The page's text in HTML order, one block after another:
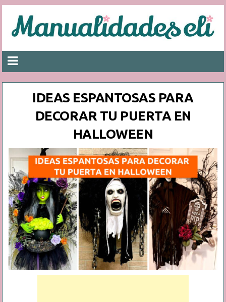
IDEAS ESPANTOSAS PARA
DECORAR TU PUERTA EN
HALLOWEEN